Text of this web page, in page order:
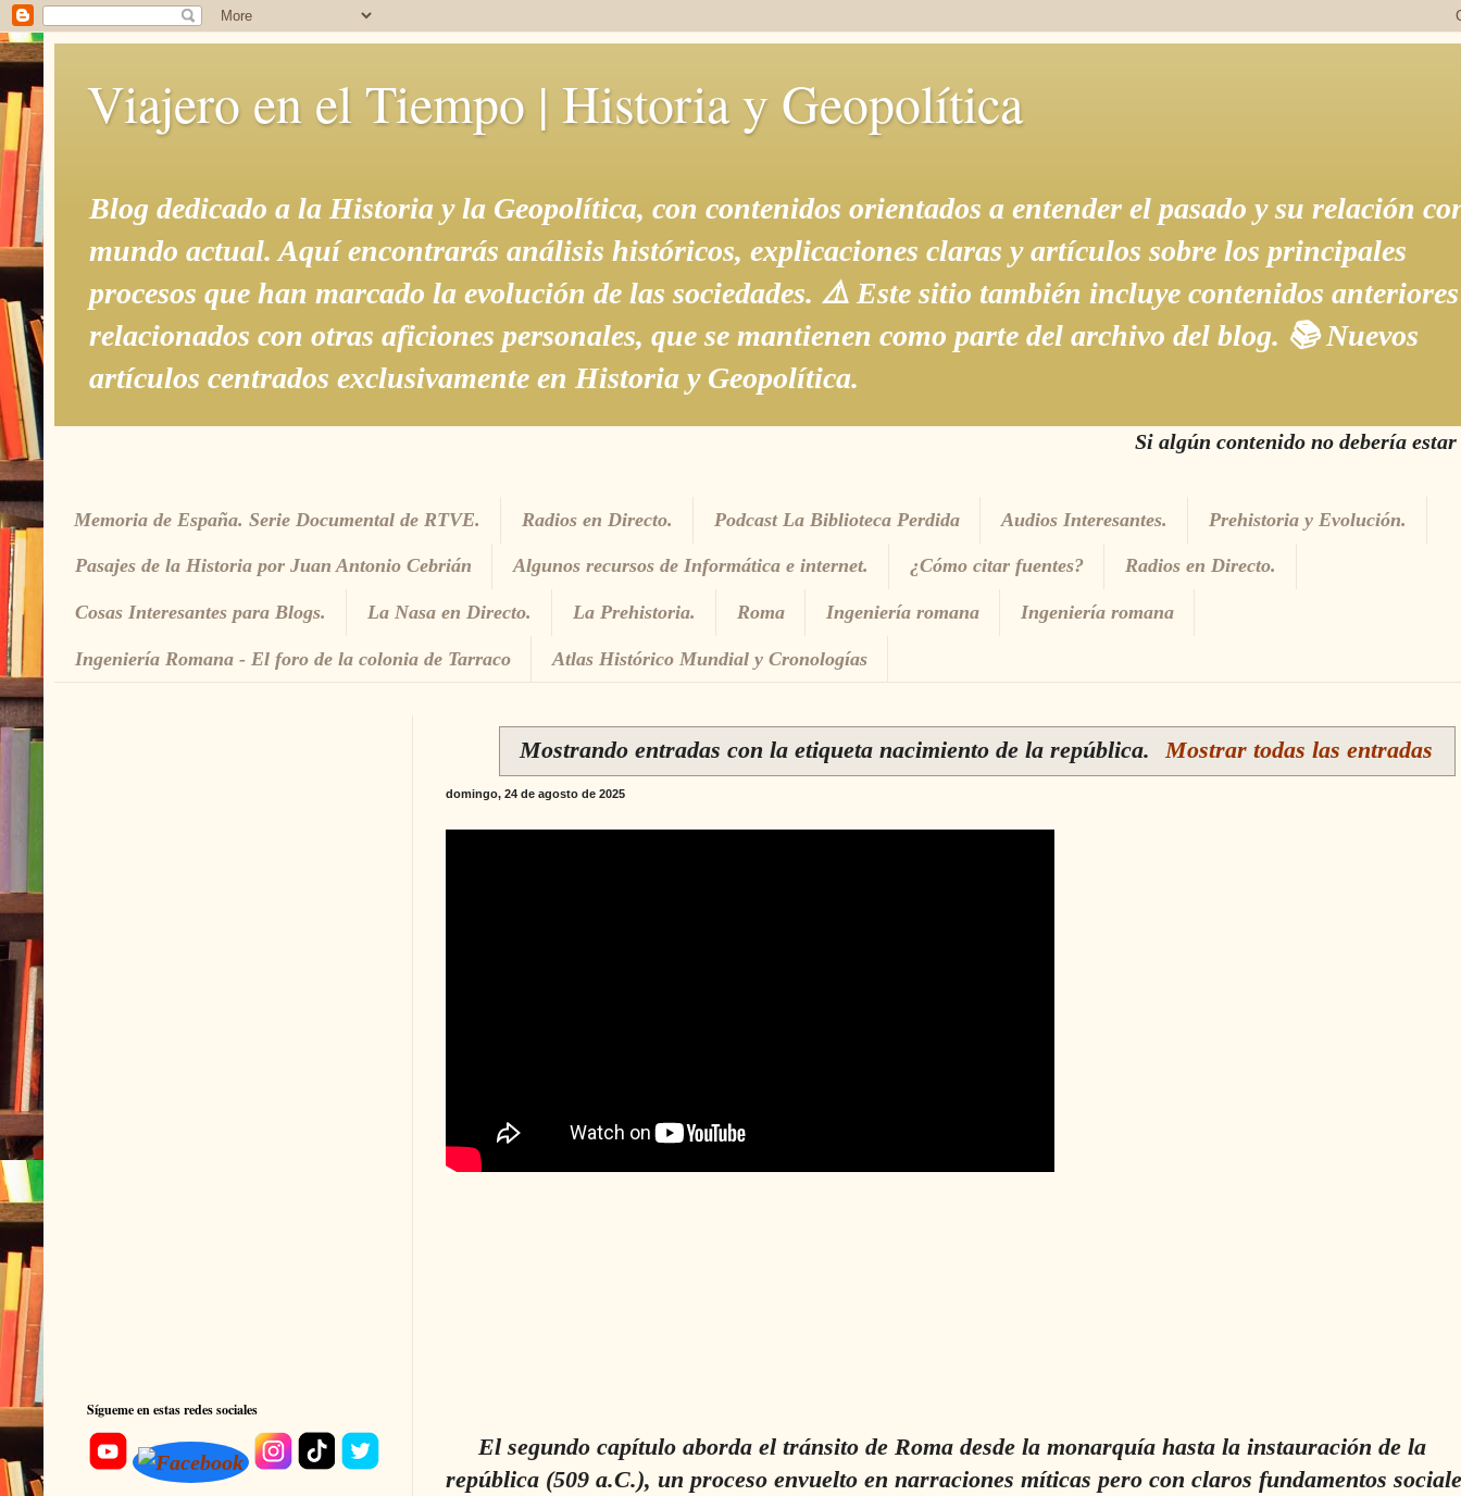
Viajero en el Tiempo | Historia y Geopolítica
Blog dedicado a la Historia y la Geopolítica, con contenidos orientados a entender el pasado y su relación
mundo actual. Aquí encontrarás análisis históricos, explicaciones claras y artículos sobre los principales
procesos que han marcado la evolución de las sociedades. ⚠️ Este sitio también incluye contenidos anteriores
relacionados con otras aficiones personales, que se mantienen como parte del archivo del blog. 📚 Nuevos
artículos centrados exclusivamente en Historia y Geopolítica.
Si algún contenido no debería estar en este
Memoria de España. Serie Documental de RTVE. Radios en Directo. Podcast La Biblioteca Perdida Audios Interesantes. Prehistoria y Evolución.
Pasajes de la Historia por Juan Antonio Cebrián Algunos recursos de Informática e internet. ¿Cómo citar fuentes? Radios en Directo.
Cosas Interesantes para Blogs. La Nasa en Directo. La Prehistoria. Roma Ingeniería romana Ingeniería romana
Ingeniería Romana - El foro de la colonia de Tarraco Atlas Histórico Mundial y Cronologías
Mostrando entradas con la etiqueta nacimiento de la república. Mostrar todas las entradas
domingo, 24 de agosto de 2025
El segundo capítulo aborda el tránsito de Roma desde la monarquía hasta la instauración de la
república (509 a.C.), un proceso envuelto en narraciones míticas pero con claros fundamentos
Sígueme en estas redes sociales